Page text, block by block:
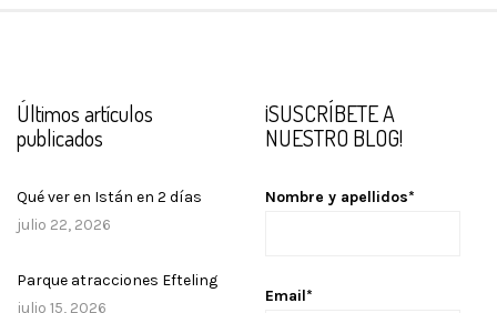
Últimos artículos
publicados
Qué ver en Istán en 2 días
julio 22, 2026
Parque atracciones Efteling
julio 15, 2026
¡SUSCRÍBETE A
NUESTRO BLOG!
Nombre y apellidos*
Email*